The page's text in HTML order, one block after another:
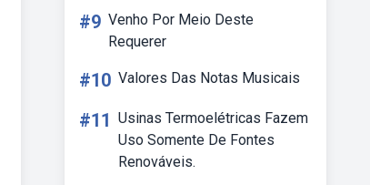
#9 Venho Por Meio Deste
Requerer
#10 Valores Das Notas Musicais
#11 Usinas Termoelétricas Fazem
Uso Somente De Fontes
Renováveis.